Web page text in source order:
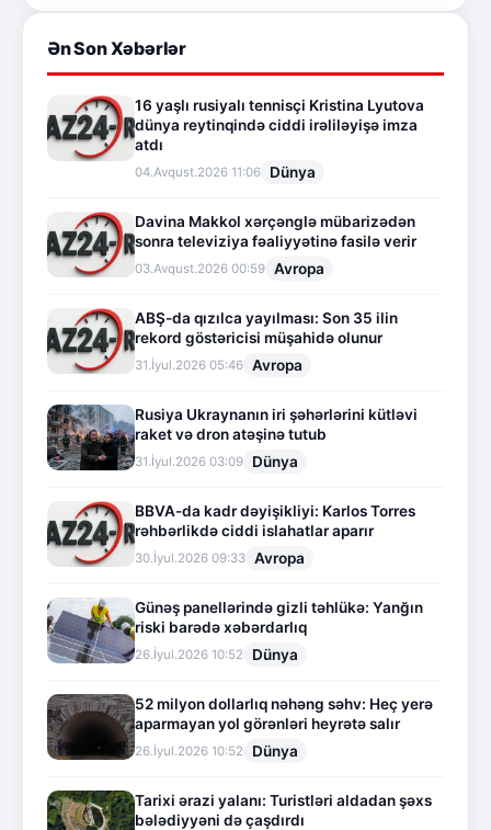
Ən Son Xəbərlər
16 yaşlı rusiyalı tennisçi Kristina Lyutova
dünya reytinqində ciddi irəliləyişə imza
atdı
04.Avqust.2026 11:06 Dünya
Davina Makkol xərçənglə mübarizədən
sonra televiziya fəaliyyətinə fasilə verir
03.Avqust.2026 00:59 Avropa
ABŞ-da qızılca yayılması: Son 35 ilin
rekord göstəricisi müşahidə olunur
31.İyul.2026 05:46 Avropa
Rusiya Ukraynanın iri şəhərlərini kütləvi
raket və dron atəşinə tutub
31.İyul.2026 03:09 Dünya
BBVA-da kadr dəyişikliyi: Karlos Torres
rəhbərlikdə ciddi islahatlar aparır
30.İyul.2026 09:33 Avropa
Günəş panellərində gizli təhlükə: Yanğın
riski barədə xəbərdarlıq
26.İyul.2026 10:52 Dünya
52 milyon dollarlıq nəhəng səhv: Heç yerə
aparmayan yol görənləri heyrətə salır
26.İyul.2026 10:52 Dünya
Tarixi ərazi yalanı: Turistləri aldadan şəxs
bələdiyyəni də çaşdırdı